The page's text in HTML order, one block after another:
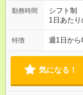
勤務時間
シフト制
1日あた
上 (月)～(土)で、週1日
お気軽にご相談ください
特徴 週1日から
気になる！